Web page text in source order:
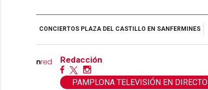
CONCIERTOS PLAZA DEL CASTILLO EN SANFERMINES
Redacción
PAMPLONA TELEVISIÓN EN DIRECTO